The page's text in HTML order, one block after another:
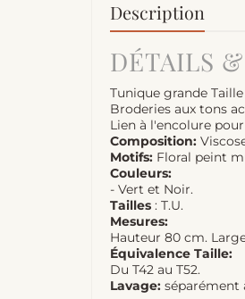
Description
DÉTAILS
Tunique grande
Broderies aux tons
Lien à l'encolure
Composition:
Motifs: Floral peint
Couleurs:
- Vert et Noir.
Tailles : T.U.
Mesures:
Hauteur 80 cm.
Équivalence Taille:
Du T42 au T52.
Lavage: séparément